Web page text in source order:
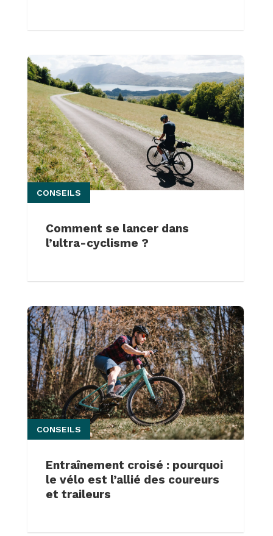
Comment se lancer dans
l’ultra-cyclisme ?
CONSEILS
Entraînement croisé : pourquoi
le vélo est l’allié des coureurs
et traileurs
CONSEILS